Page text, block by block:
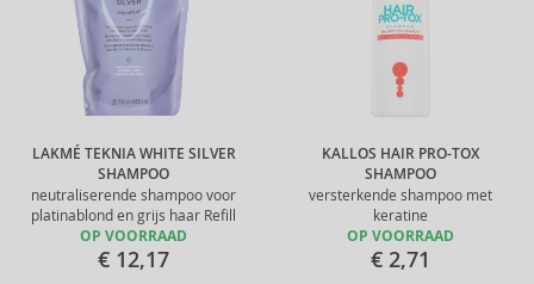
LAKMÉ TEKNIA WHITE SILVER
SHAMPOO
neutraliserende shampoo voor
platinablond en grijs haar Refill
OP VOORRAAD
€ 12,17
KALLOS HAIR PRO-TOX
SHAMPOO
versterkende shampoo met
keratine
OP VOORRAAD
€ 2,71